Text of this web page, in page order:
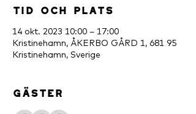
Tid och plats
14 okt. 2023 10:00 – 17:00
Kristinehamn, ÅKERBO GÅRD 1, 681 95
Kristinehamn, Sverige
Gäster